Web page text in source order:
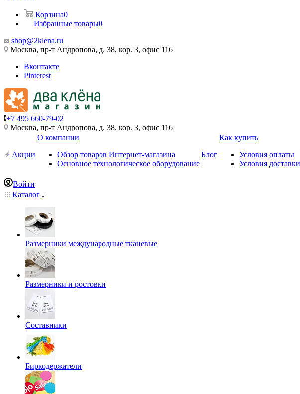
Корзина0
Избранные товары0
shop@2klena.ru
Москва, пр-т Андропова, д. 38, кор. 3, офис 116
Вконтакте
Pinterest
+7 495 660-79-02
Москва, пр-т Андропова, д. 38, кор. 3, офис 116
Акции
О компании
Обзор товаров Интернет-магазина
Основное технологическое оборудование
Блог
Как купить
Условия оплаты
Условия доставки
Войти
Каталог
Размерники международные тканевые
Размерники и ростовки
Составники
Биркодержатели